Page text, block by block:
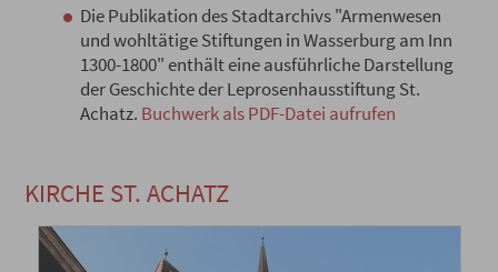
Die Publikation des Stadtarchivs "Armenwesen
und wohltätige Stiftungen in Wasserburg am Inn
1300-1800" enthält eine ausführliche Darstellung
der Geschichte der Leprosenhausstiftung St.
Achatz. Buchwerk als PDF-Datei aufrufen
KIRCHE ST. ACHATZ